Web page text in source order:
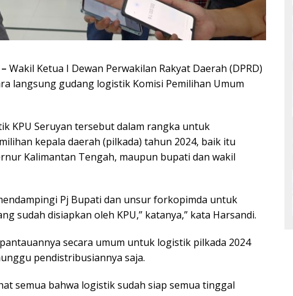
Wakil Ketua I Dewan Perwakilan Rakyat Daerah (DPRD)
langsung gudang logistik Komisi Pemilihan Umum
KPU Seruyan tersebut dalam rangka untuk
kepala daerah (pilkada) tahun 2024, baik itu
Kalimantan Tengah, maupun bupati dan wakil
Pj Bupati dan unsur forkopimda untuk
sudah disiapkan oleh KPU,” katanya,” kata Harsandi.
secara umum untuk logistik pilkada 2024
pendistribusiannya saja.
semua bahwa logistik sudah siap semua tinggal